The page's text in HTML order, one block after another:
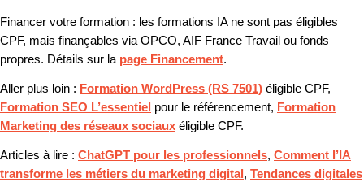
Financer votre formation : les formations IA ne sont pas éligibles
CPF, mais finançables via OPCO, AIF France Travail ou fonds
propres. Détails sur la page Financement.
Aller plus loin : Formation WordPress (RS 7501) éligible CPF,
Formation SEO L’essentiel pour le référencement, Formation
Marketing des réseaux sociaux éligible CPF.
Articles à lire : ChatGPT pour les professionnels, Comment l’IA
transforme les métiers du marketing digital , Tendances digitales